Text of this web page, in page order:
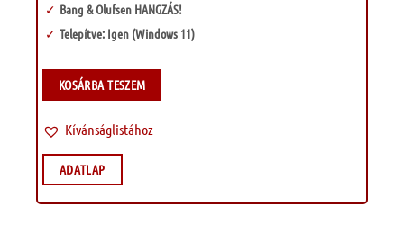
Bang & Olufsen HANGZÁS!
Telepítve: Igen (Windows 11)
KOSÁRBA TESZEM
Kívánságlistához
ADATLAP